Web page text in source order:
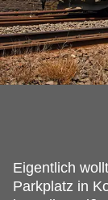
Eigentlich
Parkplatz in